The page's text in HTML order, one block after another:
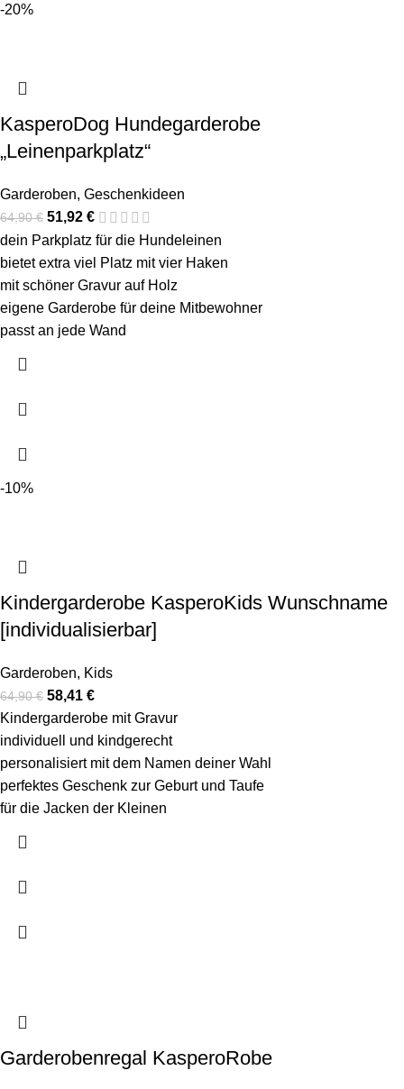
-20%
KasperoDog Hundegarderobe
„Leinenparkplatz“
Garderoben, Geschenkideen
64,90€ 51,92 €
dein Parkplatz für die Hundeleinen
bietet extra viel Platz mit vier Haken
mit schöner Gravur auf Holz
eigene Garderobe für deine Mitbewohner
passt an jede Wand
-10%
Kindergarderobe KasperoKids Wunschname
[individualisierbar]
Garderoben, Kids
64,90€ 58,41 €
Kindergarderobe mit Gravur
individuell und kindgerecht
personalisiert mit dem Namen deiner Wahl
perfektes Geschenk zur Geburt und Taufe
für die Jacken der Kleinen
Garderobenregal KasperoRobe